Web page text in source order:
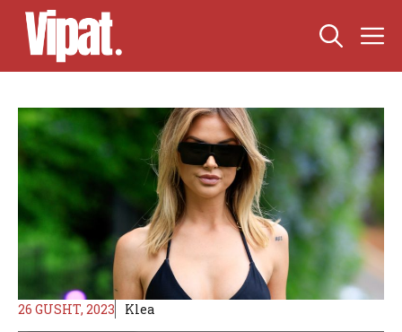
Skip
content
26 GUSHT, 2023 Klea